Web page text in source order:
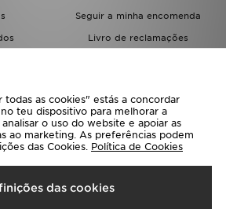
Seguir a minha encomenda
Livro de reclamações
Seleciona O País
as cookies" estás a concordar
teu dispositivo para melhorar a
o uso do website e apoiar as
ao marketing. As preferências podem
das Cookies. Política de Cookies
das cookies